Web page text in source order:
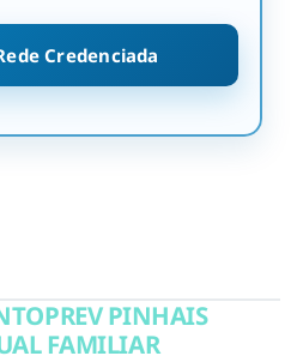
Credenciada
PINHAIS
FAMILIAR